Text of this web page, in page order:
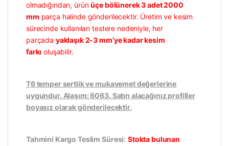
olmadığından, ürünüçe bölünerek 3 adet 2000
mm parça halinde gönderilecektir. Üretim ve kesim
sürecinde kullanılan testere nedeniyle, her
parçada yaklaşık 2-3 mm’ye kadar kesim
farkı oluşabilir.
T6 temper sertlik ve mukavemet değerlerine
uygundur. Alaşım: 6063. Satın alacağınız profiller
boyasız olarak gönderilecektir.
Tahmini Kargo Teslim Süresi: Stokta bulunan